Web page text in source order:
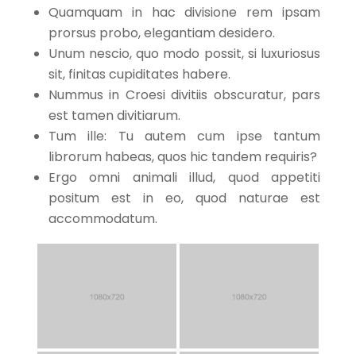
Quamquam in hac divisione rem ipsam
prorsus probo, elegantiam desidero.
Unum nescio, quo modo possit, si luxuriosus
sit, finitas cupiditates habere.
Nummus in Croesi divitiis obscuratur, pars
est tamen divitiarum.
Tum ille: Tu autem cum ipse tantum
librorum habeas, quos hic tandem requiris?
Ergo omni animali illud, quod appetiti
positum est in eo, quod naturae est
accommodatum.